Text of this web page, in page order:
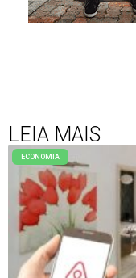
LEIA MAIS
ECONOMIA